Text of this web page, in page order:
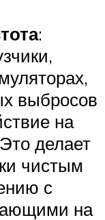
:
выбросов
на
делает
чистым
с
на